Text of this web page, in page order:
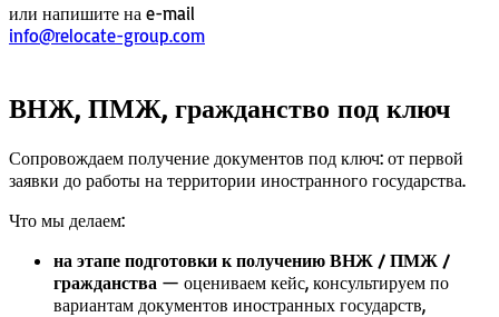
или напишите на e-mail
info@relocate-group.com
ВНЖ, ПМЖ, гражданство под ключ
Сопровождаем получение документов под ключ: от первой
заявки до работы на территории иностранного государства.
Что мы делаем:
на этапе подготовки к получению ВНЖ / ПМЖ /
гражданства — оцениваем кейс, консультируем по
вариантам документов иностранных государств,